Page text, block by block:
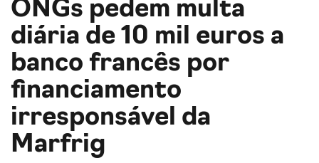
ONGs pedem multa
diária de 10 mil euros a
banco francês por
financiamento
irresponsável da
Marfrig